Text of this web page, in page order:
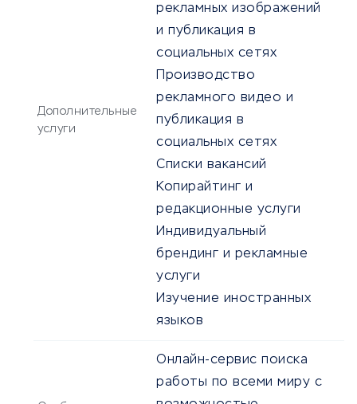
Дополнительные
услуги
рекламных изображений
и публикация в
социальных сетях
Производство
рекламного видео и
публикация в
социальных сетях
Списки вакансий
Копирайтинг и
редакционные услуги
Индивидуальный
брендинг и рекламные
услуги
Изучение иностранных
языков
Онлайн-сервис поиска
работы по всеми миру с